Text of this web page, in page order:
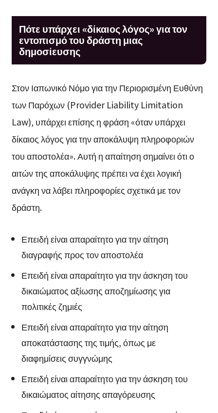
Πότε υπάρχει «δίκαιος λόγος» για τον
εντοπισμό του δράστη μιας
δημοσίευσης
Στον Ιαπωνικό Νόμο για την Περιορισμένη Ευθύνη
των Παρόχων (Provider Liability Limitation
Law), υπάρχει επίσης η φράση «όταν υπάρχει
δίκαιος λόγος για την αποκάλυψη πληροφοριών
του αποστολέα». Αυτή η απαίτηση σημαίνει ότι ο
αιτών της αποκάλυψης πρέπει να έχει λογική
ανάγκη να λάβει πληροφορίες σχετικά με τον
δράστη.
Επειδή είναι απαραίτητο για την αίτηση
διαγραφής προς τον αποστολέα
Επειδή είναι απαραίτητο για την άσκηση του
δικαιώματος αξίωσης αποζημίωσης για
πολιτικές ζημιές
Επειδή είναι απαραίτητο για την αίτηση
αποκατάστασης της τιμής, όπως με
διαφημίσεις συγγνώμης
Επειδή είναι απαραίτητο για την άσκηση του
δικαιώματος αίτησης απαγόρευσης